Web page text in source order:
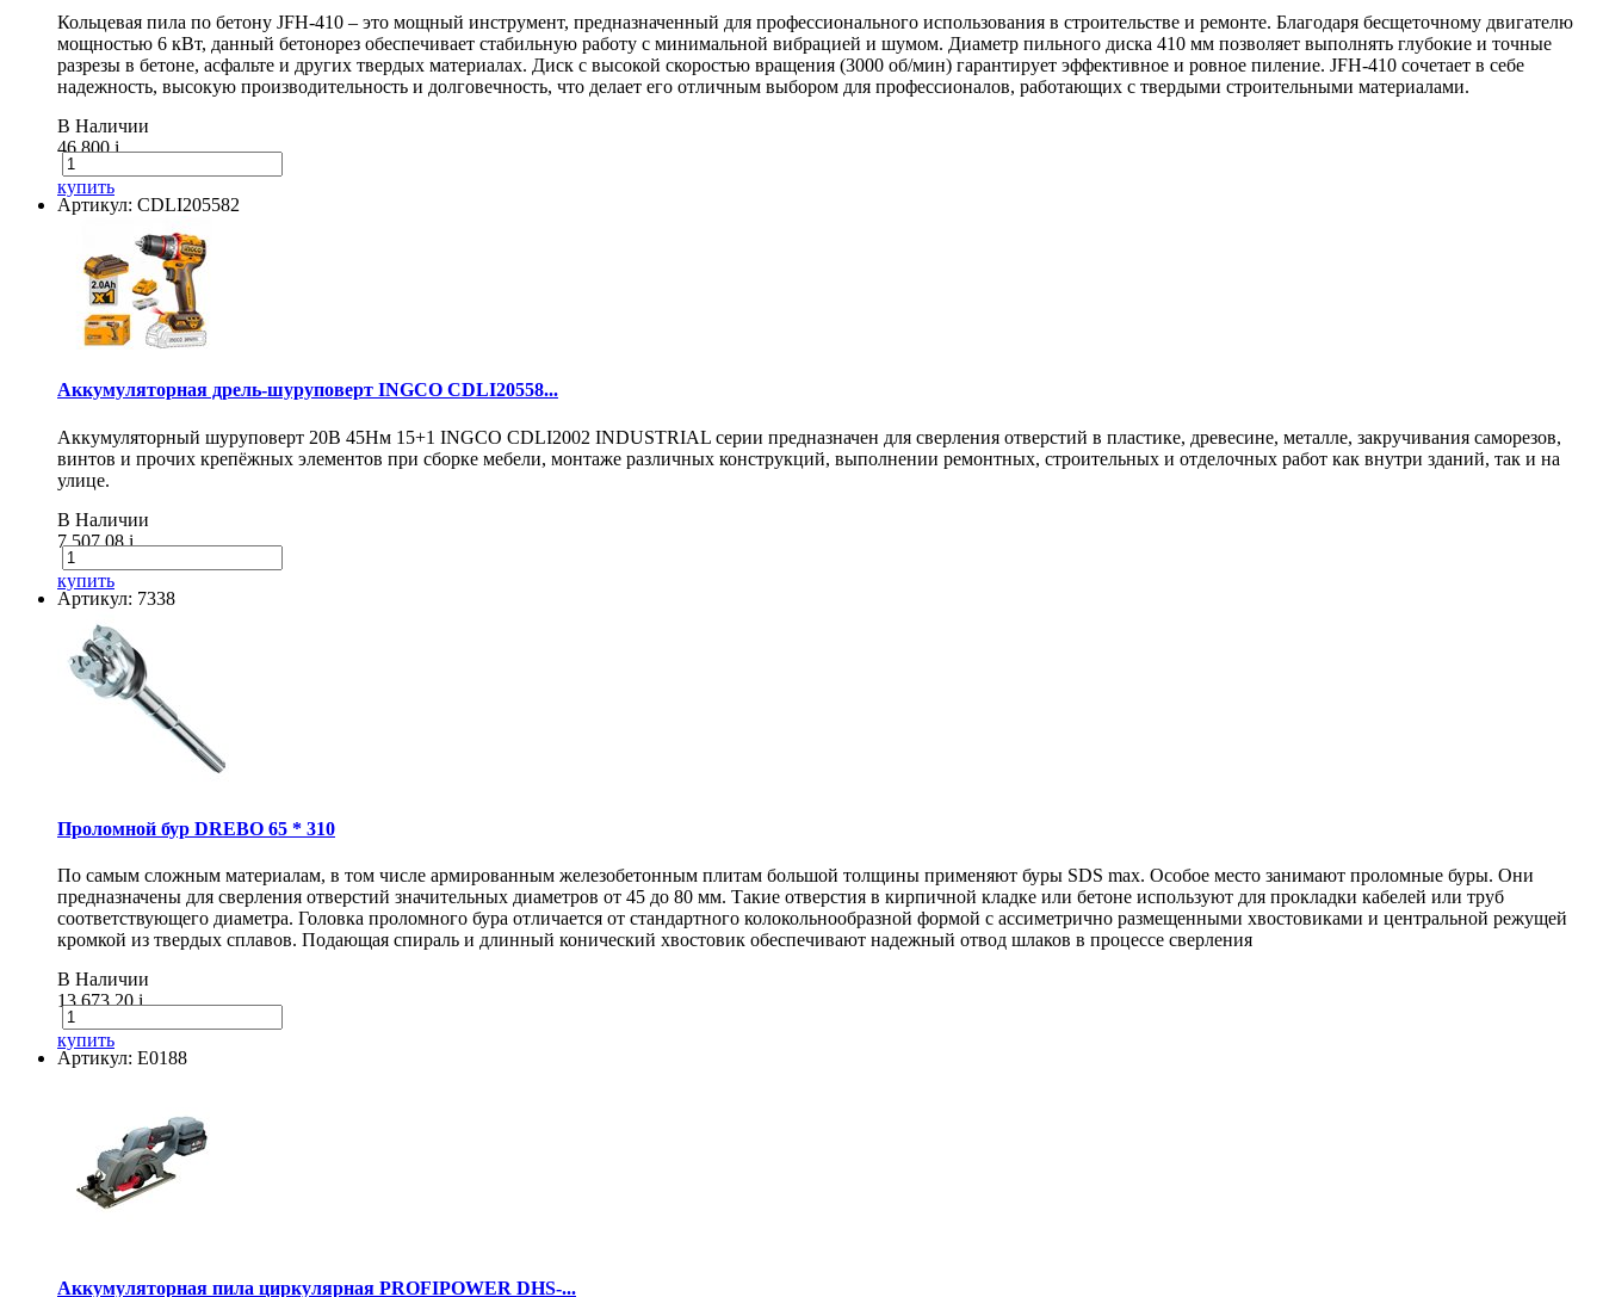
Кольцевая пила по бетону JFH-410 – это мощный инструмент, предназначенный для профессионального использования в строительстве и ремонте. Благодаря бесщеточному двигателю
мощностью 6 кВт, данный бетонорез обеспечивает стабильную работу с минимальной вибрацией и шумом. Диаметр пильного диска 410 мм позволяет выполнять глубокие и точные
разрезы в бетоне, асфальте и других твердых материалах. Диск с высокой скоростью вращения (3000 об/мин) гарантирует эффективное и ровное пиление. JFH-410 сочетает в себе
надежность, высокую производительность и долговечность, что делает его отличным выбором для профессионалов, работающих с твердыми строительными материалами.
В Наличии
46 800i
купить
Артикул: CDLI205582
Аккумуляторная дрель-шуруповерт INGCO CDLI20558...
Аккумуляторный шуруповерт 20В 45Нм 15+1 INGCO CDLI2002 INDUSTRIAL серии предназначен для сверления отверстий в пластике, древесине, металле, закручивания саморезов,
винтов и прочих крепёжных элементов при сборке мебели, монтаже различных конструкций, выполнении ремонтных, строительных и отделочных работ как внутри зданий, так и на
улице.
В Наличии
7 507.08i
купить
Артикул: 7338
Проломной бур DREBO 65 * 310
По самым сложным материалам, в том числе армированным железобетонным плитам большой толщины применяют буры SDS max. Особое место занимают проломные буры. Они
предназначены для сверления отверстий значительных диаметров от 45 до 80 мм. Такие отверстия в кирпичной кладке или бетоне используют для прокладки кабелей или труб
соответствующего диаметра. Головка проломного бура отличается от стандартного колокольнообразной формой с ассиметрично размещенными хвостовиками и центральной режущей
кромкой из твердых сплавов. Подающая спираль и длинный конический хвостовик обеспечивают надежный отвод шлаков в процессе сверления
В Наличии
13 673.20i
купить
Артикул: E0188
Аккумуляторная пила циркулярная PROFIPOWER DHS-...